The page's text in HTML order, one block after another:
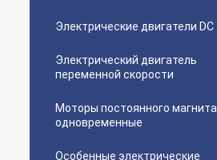
Электрические двигатели DC
Электрический двигатель
переменной скорости
Моторы постоянного магнита
одновременные
Особенные электрические